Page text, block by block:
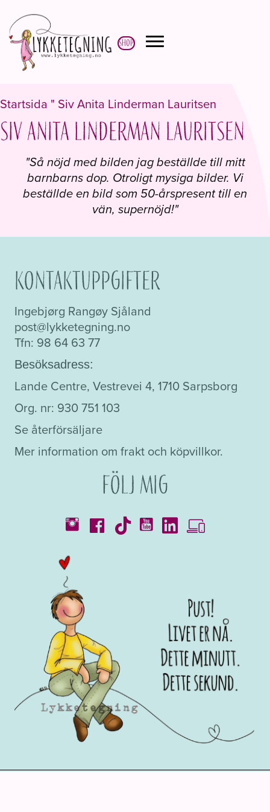
Shop
Startsida " Siv Anita Linderman Lauritsen
Siv Anita Linderman Lauritsen
"Så nöjd med bilden jag beställde till mitt
barnbarns dop. Otroligt mysiga bilder. Vi
beställde en bild som 50-årspresent till en
vän, supernöjd!"
Kontaktuppgifter
Ingebjørg Rangøy Sjåland
post@lykketegning.no
Tfn: 98 64 63 77
Besöksadress:
Lande Centre, Vestrevei 4, 1710 Sarpsborg
Org. nr: 930 751 103
Se återförsäljare
Mer information om frakt och köpvillkor.
Följ mig
Kataloger